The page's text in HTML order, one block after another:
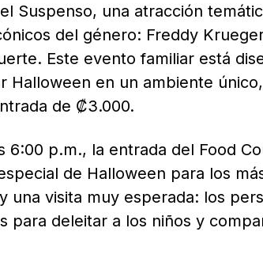
Suspenso, una atracción
del género: Freddy
Este evento familiar está
Halloween en un ambiente
de ₡3.000.
6:00 p.m., la entrada del Food
de Halloween para los
una visita muy esperada: los
para deleitar a los niños y